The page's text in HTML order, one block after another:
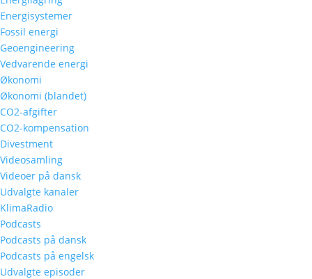
Energisystemer
Fossil energi
Geoengineering
Vedvarende energi
Økonomi
Økonomi (blandet)
CO2-afgifter
CO2-kompensation
Divestment
Videosamling
Videoer på dansk
Udvalgte kanaler
KlimaRadio
Podcasts
Podcasts på dansk
Podcasts på engelsk
Udvalgte episoder